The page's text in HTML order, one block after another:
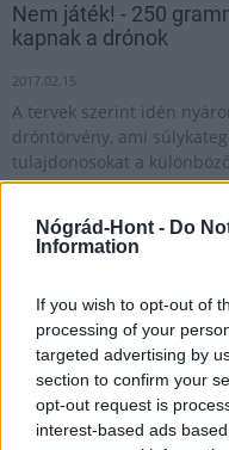
Nógrád-Hont - Do
Information
If you wish to opt-out of
processing of your
targeted advertising by
section to confirm your
opt-out request is
interest-based ads
Nem játék! - 250
kapnak a drónok
2017.02.15
A tervek szerint idén
dróntörvény, ami
tulajdonosokat a
balesetek miatt kötelező
2015-ben
2016.01.04
1